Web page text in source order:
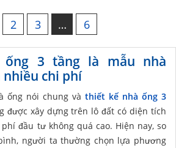
2 3 … 6
ống 3 tầng là mẫu nhà
chi phí
ống nói chung và thiết kế nhà ống 3
được xây dựng trên lô đất có diện tích
đầu tư không quá cao. Hiện nay, so
người ta thường chọn lựa phương